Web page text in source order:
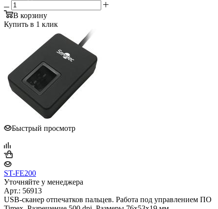
В корзину
Купить в 1 клик
Быстрый просмотр
ST-FE200
Уточняйте у менеджера
Арт.: 56913
USB-сканер отпечатков пальцев. Работа под управлением ПО